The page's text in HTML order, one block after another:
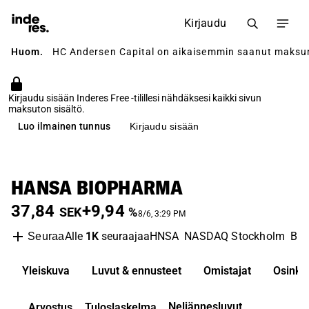
Kirjaudu
Huom. HC Andersen Capital on aikaisemmin saanut
Kirjaudu sisään Inderes Free -tilillesi nähdäksesi kaikki sivun
maksuton sisältö.
Luo ilmainen tunnus
Kirjaudu sisään
HANSA BIOPHARMA
37,84 SEK+9,94 %8/6, 3:29 PM
SeuraaAlle 1KseuraajaaHNSA NASDAQ Stockholm
Yleiskuva Luvut & ennusteet Omistajat Osinko